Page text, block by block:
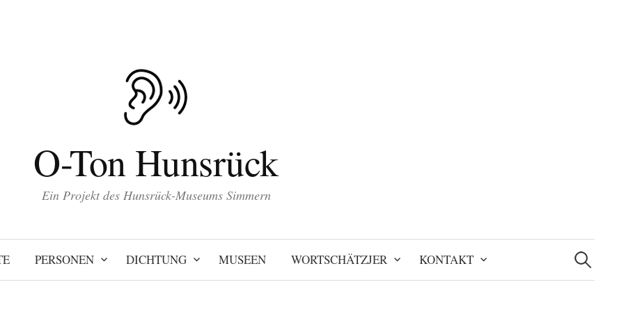
O-Ton Hunsrück
Ein Projekt des Hunsrück-Museums Simmern
PERSONEN DICHTUNG MUSEEN WORTSCHÄTZJER KONTAKT
Suchen
nach: